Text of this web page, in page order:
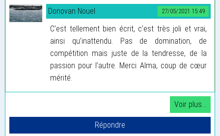
27/05/2021 15:49
Donovan Nouel
C’est tellement bien écrit, c’est très joli et vrai,
ainsi qu’inattendu. Pas de domination, de
compétition mais juste de la tendresse, de la
passion pour l’autre. Merci Alma, coup de cœur
mérité.